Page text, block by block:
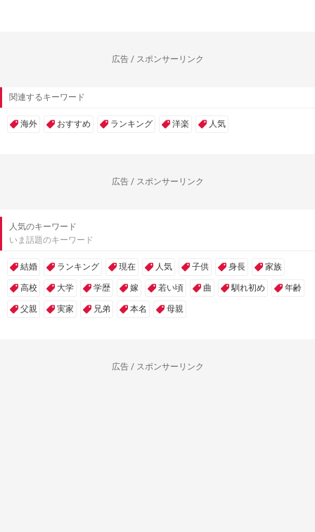
広告 / スポンサーリンク
関連するキーワード
海外 おすすめ ランキング 洋楽 人気
広告 / スポンサーリンク
人気のキーワード
いま話題のキーワード
結婚 ランキング 現在 人気 子供 身長 家族
高校 大学 学歴 嫁 若い頃 曲 馴れ初め 年齢
父親 実家 兄弟 本名 母親
広告 / スポンサーリンク